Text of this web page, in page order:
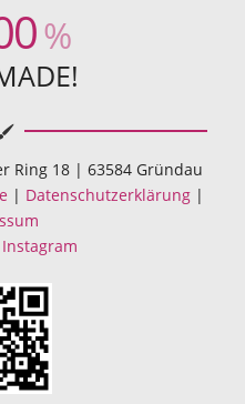
%
Ring 18 | 63584 Gründau
| Datenschutzerklärung |
Instagram